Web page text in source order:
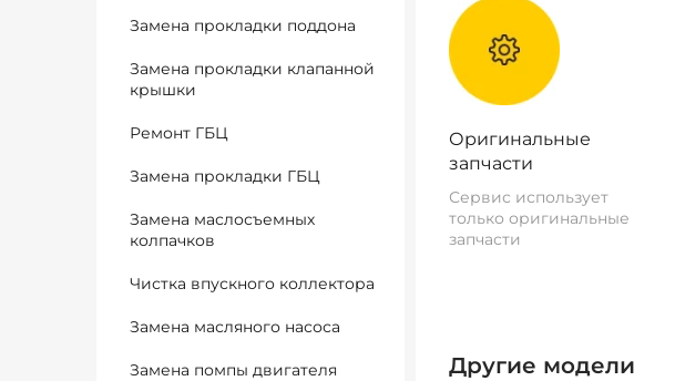
Замена прокладки поддона
Замена прокладки клапанной
крышки
Ремонт ГБЦ
Замена прокладки ГБЦ
Замена маслосъемных
колпачков
Чистка впускного коллектора
Замена масляного насоса
Замена помпы двигателя
Оригинальные
запчасти
Сервис использует
только оригинальные
запчасти
Другие модели